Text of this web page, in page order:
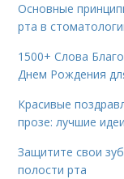
Основные
рта в
1500+ Слова
Днем Рождения
Красивые
прозе: лучшие
Защитите свои
полости рта